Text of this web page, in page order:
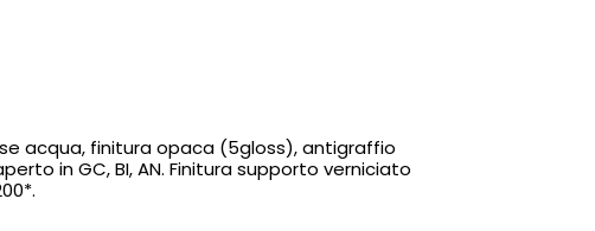
acqua, finitura opaca (5gloss), antigraffio
in GC, BI, AN. Finitura supporto verniciato